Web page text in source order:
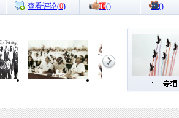
查看评论(0) 顶() 踩()